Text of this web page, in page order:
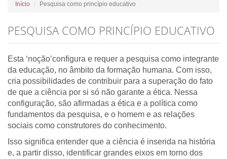
Início Pesquisa como princípio educativo
PESQUISA COMO PRINCÍPIO EDUCATIVO
Esta ‘noção’configura e requer a pesquisa como integrante
da educação, no âmbito da formação humana. Com isso,
cria possibilidades de contribuir para a superação do fato
de que a ciência por si só não garante a ética. Nessa
configuração, são afirmadas a ética e a política como
fundamentos da pesquisa, e o homem e as relações
sociais como construtores do conhecimento.
Isso significa entender que a ciência é inserida na história
e, a partir disso, identificar grandes eixos em torno dos